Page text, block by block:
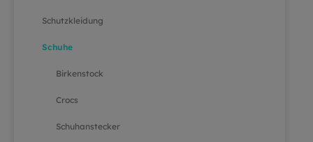
Schutzkleidung
Schuhe
Birkenstock
Crocs
Schuhanstecker